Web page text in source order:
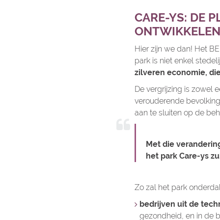
CARE-YS: DE
ONTWIKKELEN
Hier zijn we dan! Het
park is niet enkel
zilveren economie,
De vergrijzing is zowel
verouderende
aan te sluiten op de
Met die
het park Care-ys
Zo zal het park
bedrijven uit de
gezondheid, en in de